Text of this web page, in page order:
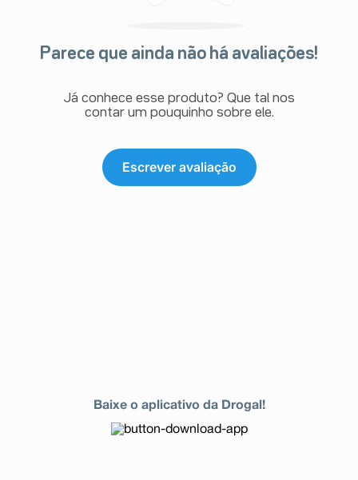
Parece que ainda não há avaliações!
Já conhece esse produto? Que tal nos
contar um pouquinho sobre ele.
Escrever avaliação
Baixe o aplicativo da Drogal!